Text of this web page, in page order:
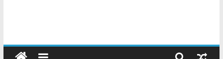
Chatarreros